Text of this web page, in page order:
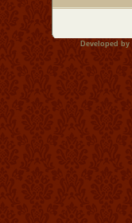
Developed by